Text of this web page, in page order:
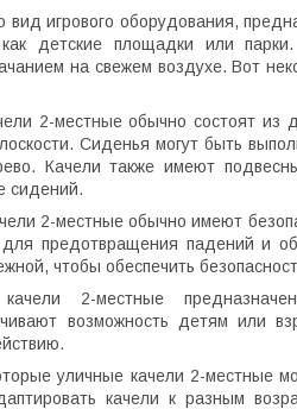
игрового оборудования,
детские площадки или
на свежем воздухе. Вот
2-местные обычно состоят
Сиденья могут быть
Качели также имеют
сидений.
2-местные обычно имеют
предотвращения падений и
чтобы обеспечить
качели 2-местные
возможность детям или
уличные качели 2-местные
качели к разным